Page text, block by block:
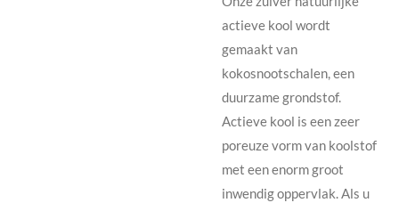
actieve kool wordt
gemaakt van
kokosnootschalen, een
duurzame grondstof.
Actieve kool is een zeer
poreuze vorm van koolstof
met een enorm groot
inwendig oppervlak. Als u